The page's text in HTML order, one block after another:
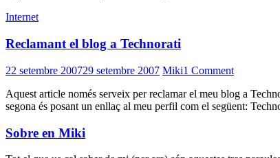
Internet
Reclamant el blog a Technorati
22 setembre 200729 setembre 2007 Miki1 Comment
Aquest article només serveix per reclamar el meu blog a
segona és posant un enllaç al meu perfil com el següent:
Sobre en Miki